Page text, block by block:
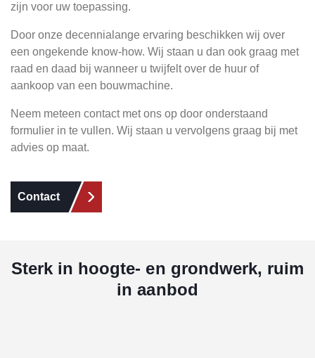
zijn voor uw toepassing.
Door onze decennialange ervaring beschikken wij over
een ongekende know-how. Wij staan u dan ook graag met
raad en daad bij wanneer u twijfelt over de huur of
aankoop van een bouwmachine.
Neem meteen contact met ons op door onderstaand
formulier in te vullen. Wij staan u vervolgens graag bij met
advies op maat.
Contact
Sterk in hoogte- en grondwerk, ruim
in aanbod